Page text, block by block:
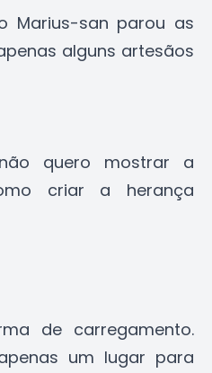
Marius-san parou as
alguns artesãos
quero mostrar a
criar a herança
de carregamento.
um lugar para